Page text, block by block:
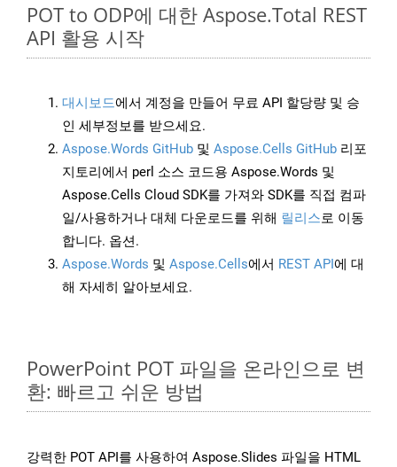
POT to ODP에 대한 Aspose.Total REST
API 활용 시작
대시보드에서 계정을 만들어 무료 API 할당량 및 승
인 세부정보를 받으세요.
Aspose.Words GitHub 및 Aspose.Cells GitHub 리포
지토리에서 perl 소스 코드용 Aspose.Words 및
Aspose.Cells Cloud SDK를 가져와 SDK를 직접 컴파
일/사용하거나 대체 다운로드를 위해 릴리스로 이동
합니다. 옵션.
Aspose.Words 및 Aspose.Cells에서 REST API에 대
해 자세히 알아보세요.
PowerPoint POT 파일을 온라인으로 변
환: 빠르고 쉬운 방법
강력한 POT API를 사용하여 Aspose.Slides 파일을 HTML